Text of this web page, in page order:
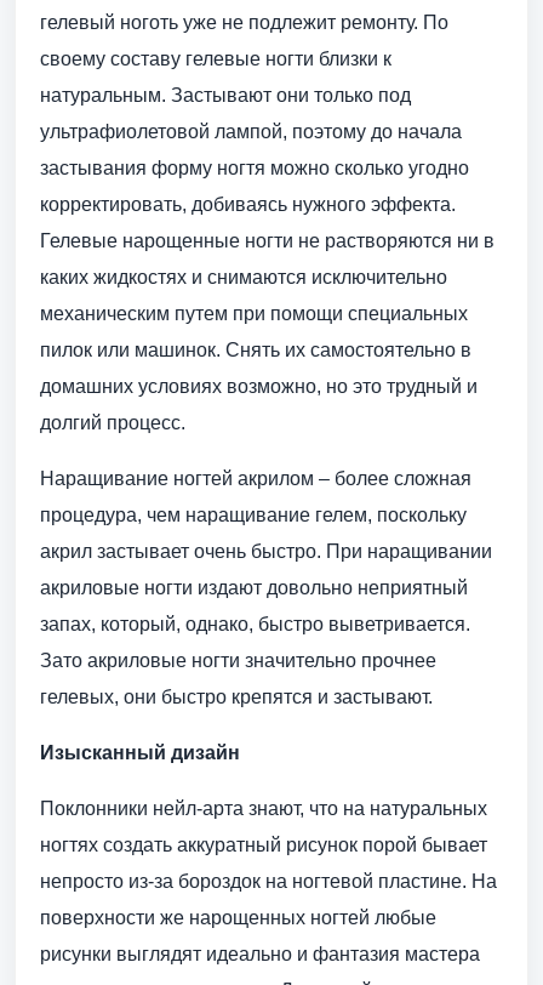
гелевый ноготь уже не подлежит ремонту. По
своему составу гелевые ногти близки к
натуральным. Застывают они только под
ультрафиолетовой лампой, поэтому до начала
застывания форму ногтя можно сколько угодно
корректировать, добиваясь нужного эффекта.
Гелевые нарощенные ногти не растворяются ни в
каких жидкостях и снимаются исключительно
механическим путем при помощи специальных
пилок или машинок. Снять их самостоятельно в
домашних условиях возможно, но это трудный и
долгий процесс.
Наращивание ногтей акрилом – более сложная
процедура, чем наращивание гелем, поскольку
акрил застывает очень быстро. При наращивании
акриловые ногти издают довольно неприятный
запах, который, однако, быстро выветривается.
Зато акриловые ногти значительно прочнее
гелевых, они быстро крепятся и застывают.
Изысканный дизайн
Поклонники нейл-арта знают, что на натуральных
ногтях создать аккуратный рисунок порой бывает
непросто из-за бороздок на ногтевой пластине. На
поверхности же нарощенных ногтей любые
рисунки выглядят идеально и фантазия мастера